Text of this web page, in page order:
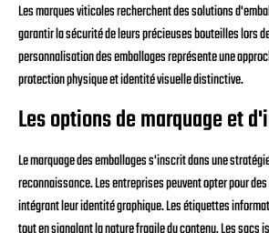
Les marques viticoles recherchent des solutions
garantir la sécurité de leurs précieuses bouteilles lors
personnalisation des emballages représente une
protection physique et identité visuelle distinctive.
Les options de marquage et
Le marquage des emballages s'inscrit dans une
reconnaissance. Les entreprises peuvent opter pour
intégrant leur identité graphique. Les étiquettes